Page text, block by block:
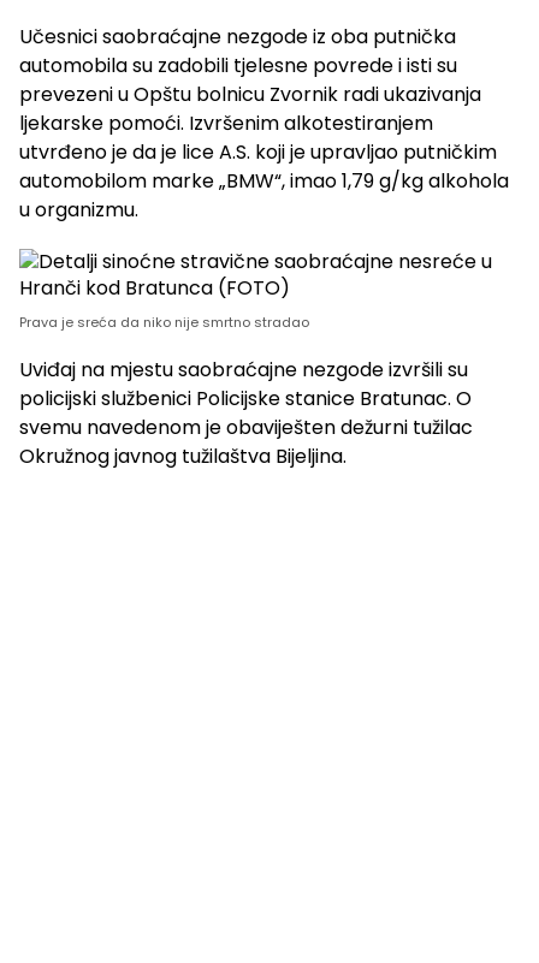
Učesnici saobraćajne nezgode iz oba putnička
automobila su zadobili tjelesne povrede i isti su
prevezeni u Opštu bolnicu Zvornik radi ukazivanja
ljekarske pomoći. Izvršenim alkotestiranjem
utvrđeno je da je lice A.S. koji je upravljao putničkim
automobilom marke „BMW“, imao 1,79 g/kg alkohola
u organizmu.
Prava je sreća da niko nije smrtno stradao
Uviđaj na mjestu saobraćajne nezgode izvršili su
policijski službenici Policijske stanice Bratunac. O
svemu navedenom je obaviješten dežurni tužilac
Okružnog javnog tužilaštva Bijeljina.